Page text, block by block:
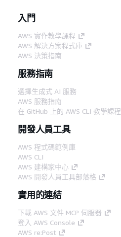
入門
AWS 實作教學課程
AWS 解決方案程式庫
AWS 決策指南
服務指南
選擇生成式 AI 服務
AWS 服務指南
在 GitHub 上的 AWS CLI 教學課程
開發人員工具
AWS 程式碼範例庫
AWS CLI
AWS 建構家中心
AWS 開發人員工具部落格
實用的連結
下載 AWS 文件 MCP 伺服器
登入 AWS Console
AWS re:Post